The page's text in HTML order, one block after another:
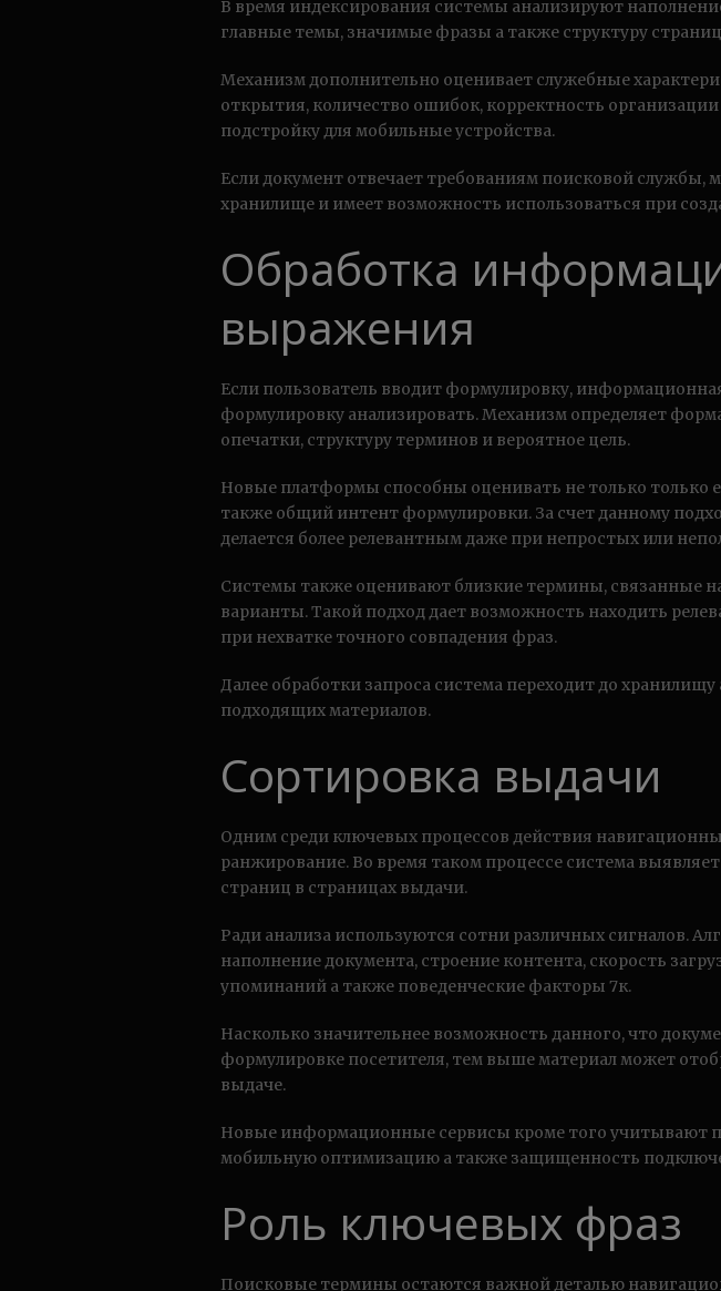
В время индексирования системы анализируют
главные темы, значимые фразы а также структуру
Механизм дополнительно оценивает служебные
открытия, количество ошибок, корректность
подстройку для мобильные устройства.
Если документ отвечает требованиям поисковой службы,
хранилище и имеет возможность использоваться при
Обработка
выражения
Если пользователь вводит формулировку,
формулировку анализировать. Механизм определяет
опечатки, структуру терминов и вероятное цель.
Новые платформы способны оценивать не только только
также общий интент формулировки. За счет данному
делается более релевантным даже при непростых или
Системы также оценивают близкие термины, связанные
варианты. Такой подход дает возможность находить
при нехватке точного совпадения фраз.
Далее обработки запроса система переходит до
подходящих материалов.
Сортировка выдачи
Одним среди ключевых процессов действия
ранжирование. Во время таком процессе система
страниц в страницах выдачи.
Ради анализа используются сотни различных сигналов.
наполнение документа, строение контента, скорость
упоминаний а также поведенческие факторы 7к.
Насколько значительнее возможность данного, что
формулировке посетителя, тем выше материал может
выдаче.
Новые информационные сервисы кроме того учитывают
мобильную оптимизацию а также защищенность
Роль ключевых фраз
Поисковые термины остаются важной деталью